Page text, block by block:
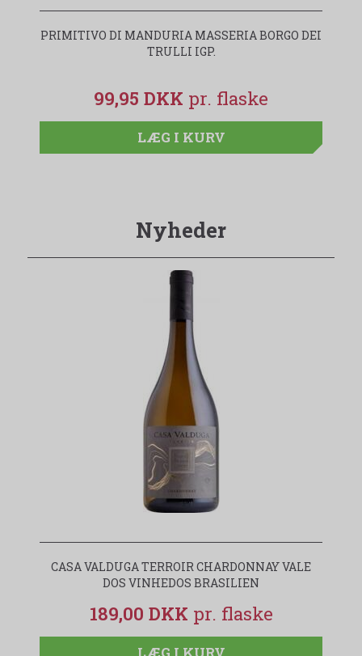
PRIMITIVO DI MANDURIA MASSERIA BORGO DEI
TRULLI IGP.
99,95 DKK
LÆG I KURV
Nyheder
CASA VALDUGA TERROIR CHARDONNAY VALE
DOS VINHEDOS BRASILIEN
189,00 DKK